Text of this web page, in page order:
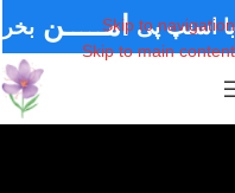
Skip to navigation
Skip to main content
با اسنپ پی امـــــن
قـسـطی
بخر